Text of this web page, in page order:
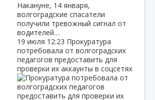
Накануне, 14 января,
волгоградские спасатели
получили тревожный сигнал от
водителей…
19 июля 12:23 Прокуратура
потребовала от волгоградских
педагогов предоставить для
проверки их аккаунты в соцсетях